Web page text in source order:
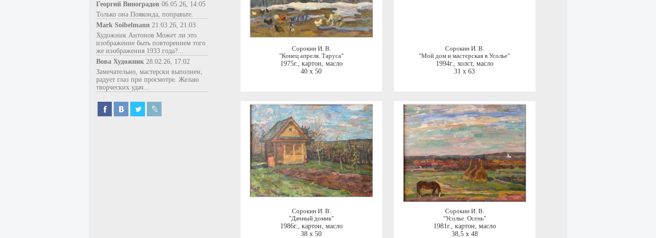
Георгий Виноградов 06.05.26, 14:05
Только она Пояконда, поправьте.
Mark Soibelmann 21.03.26, 21:03
Художник Антонов Может ли это
изображение быть повторением того
же изображения 1933 года?...
Вова Художник 28.02.26, 17:02
Замечательно, мастерски выполнен,
радует глаз при просмотре. Желаю
творческих удач...
Сорокин И. В.
"Конец апреля. Таруса"
1975г., картон, масло
40 x 50
Сорокин И. В.
"Мой дом и мастерская в Усолье"
1994г., холст, масло
31 x 63
Сорокин И. В.
"Дачный домик"
1986г., картон, масло
38 x 50
Сорокин И. В.
"Усолье. Осень"
1981г., картон, масло
38,5 x 48